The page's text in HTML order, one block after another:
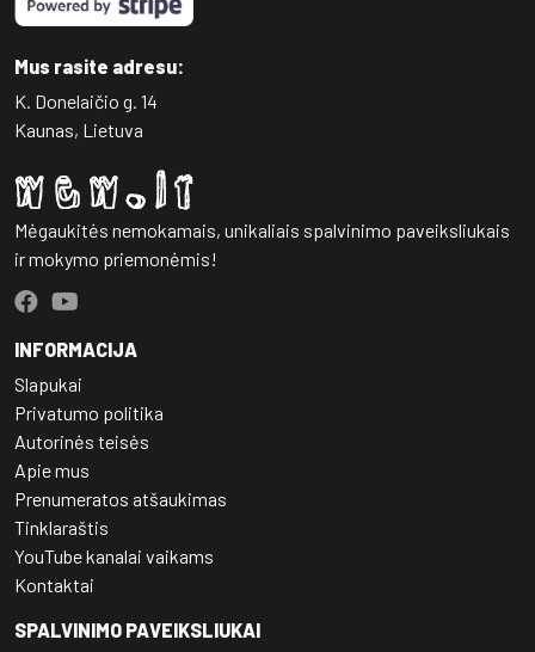
Mus rasite adresu:
K. Donelaičio g. 14
Kaunas, Lietuva
Mėgaukitės nemokamais, unikaliais spalvinimo paveiksliukais
ir mokymo priemonėmis!
INFORMACIJA
Slapukai
Privatumo politika
Autorinės teisės
Apie mus
Prenumeratos atšaukimas
Tinklaraštis
YouTube kanalai vaikams
Kontaktai
SPALVINIMO PAVEIKSLIUKAI